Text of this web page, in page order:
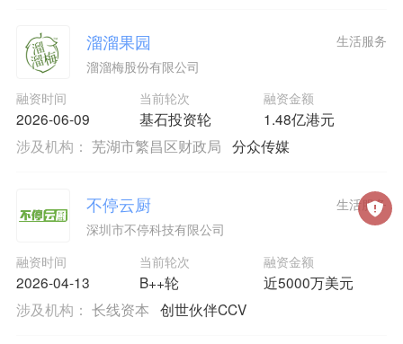
溜溜果园
溜溜梅股份有限公司
融资时间
2026-06-09
当前轮次
基石投资轮
融资金额
1.48亿港元
生活服务
涉及机构： 芜湖市繁昌区财政局 分众传媒
不停云厨
深圳市不停科技有限公司
融资时间
2026-04-13
当前轮次
B++轮
融资金额
近5000万美元
生活服务
涉及机构： 长线资本 创世伙伴CCV